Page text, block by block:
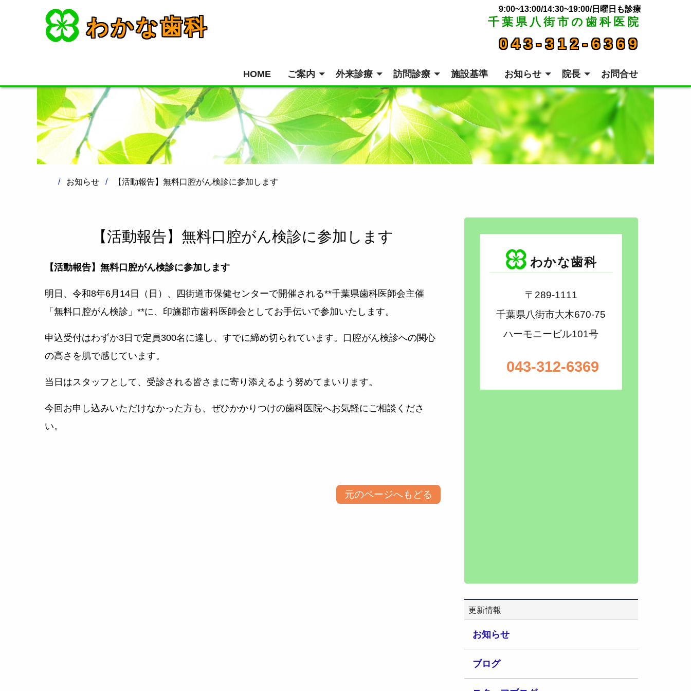
わかな歯科 9:00~13:00/14:30~19:00/日曜日も診療
千葉県八街市の歯科医院
043-312-6369
HOME ご案内 外来診療 訪問診療 施設基準 お知らせ 院長 お問合せ
お知らせ 【活動報告】無料口腔がん検診に参加します
【活動報告】無料口腔がん検診に参加します
【活動報告】無料口腔がん検診に参加します
明日、令和8年6月14日（日）、四街道市保健センターで開催される**千葉県歯科医師会主催
「無料口腔がん検診」**に、印旛郡市歯科医師会としてお手伝いで参加いたします。
申込受付はわずか3日で定員300名に達し、すでに締め切られています。口腔がん検診への関心
の高さを肌で感じています。
当日はスタッフとして、受診される皆さまに寄り添えるよう努めてまいります。
今回お申し込みいただけなかった方も、ぜひかかりつけの歯科医院へお気軽にご相談くださ
い。
元のページへもどる
わかな歯科
〒289-1111
千葉県八街市大木670-75
ハーモニービル101号
043-312-6369
更新情報
お知らせ
ブログ